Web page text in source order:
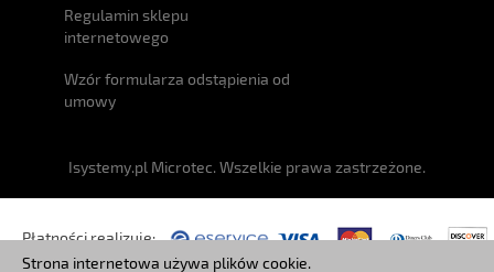
Strona internetowa używa plików cookie.
Regulamin sklepu
internetowego
Wzór formularza odstąpienia od
umowy
Isystemy.pl Microtec. Wszelkie prawa zastrzeżone.
Płatności realizuje: